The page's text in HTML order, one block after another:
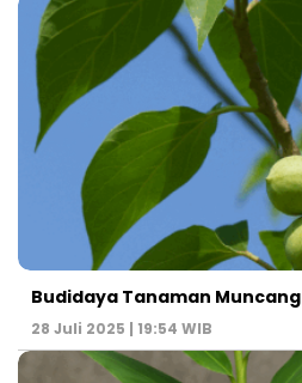
Budidaya Tanaman Muncang
28 Juli 2025 | 19:54 WIB